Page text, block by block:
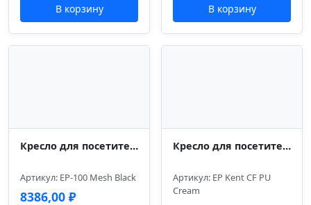
В корзину В корзину
Кресло для посетителей Everprof EP-100 Сетка Черный
Артикул: EP-100 Mesh Black
8386,00 ₽
Кресло для посетителей Everprof Kent (Кент) CF Экокожа Кремовый
Артикул: EP Kent CF PU
Cream